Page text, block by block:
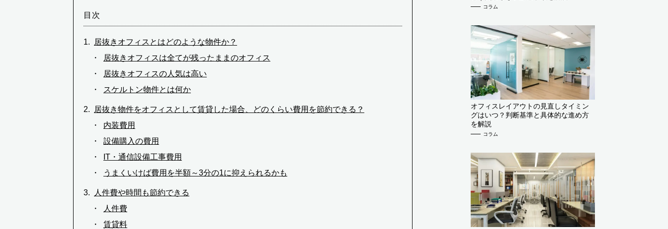
コラム
オフィスレイアウトの見直しタイミン
グはいつ？判断基準と具体的な進め方
を解説
コラム
目次
居抜きオフィスとはどのような物件か？
居抜きオフィスは全てが残ったままのオフィス
居抜きオフィスの人気は高い
スケルトン物件とは何か
居抜き物件をオフィスとして賃貸した場合、どのくらい費用を節約できる？
内装費用
設備購入の費用
IT・通信設備工事費用
うまくいけば費用を半額～3分の1に抑えられるかも
人件費や時間も節約できる
人件費
賃貸料